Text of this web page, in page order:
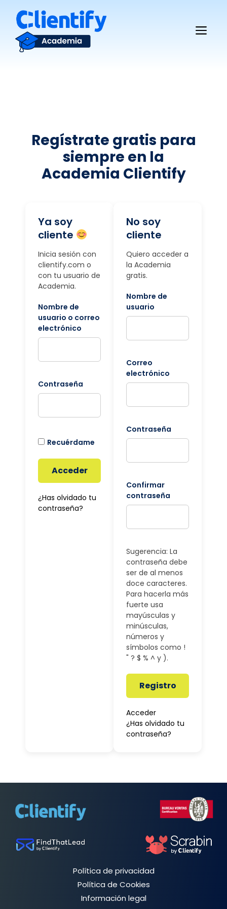
contenido
Regístrate gratis para
siempre en la
Academia Clientify
Ya soy
cliente
Inicia sesión con
clientify.com o
con tu usuario de
Academia.
Nombre de
usuario o correo
electrónico
Contraseña
Recuérdame
Acceder
¿Has olvidado tu
contraseña?
No soy
cliente
Quiero acceder a
la Academia
gratis.
Nombre de
usuario
Correo
electrónico
Contraseña
Confirmar
contraseña
Sugerencia: La
contraseña debe
ser de al menos
doce caracteres.
Para hacerla más
fuerte usa
mayúsculas y
minúsculas,
números y
símbolos como !
" ? $ % ^ y ).
Registro
Acceder
¿Has olvidado tu
contraseña?
Política de privacidad
Política de Cookies
Información legal